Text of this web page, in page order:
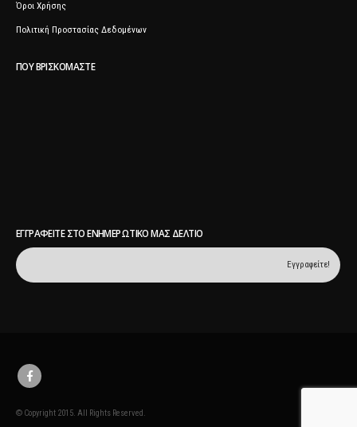
Όροι Χρήσης
Πολιτική Προστασίας Δεδομένων
ΠΟΥ ΒΡΙΣΚΌΜΑΣΤΕ
ΕΓΓΡΑΦΕΊΤΕ ΣΤΟ ΕΝΗΜΕΡΩΤΙΚΌ ΜΑΣ ΔΕΛΤΊΟ
© Copyright 2015. All Rights Reserved.